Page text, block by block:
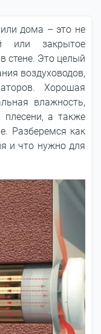
дома – это не
или закрытое
стене. Это целый
воздуховодов,
Хорошая
влажность,
плесени, а также
Разберемся как
и что нужно для